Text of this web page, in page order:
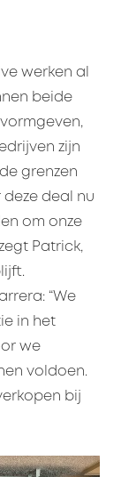
werken al
beide
zijn
grenzen
deal nu
om onze
Patrick,
“We
in het
we
voldoen.
bij